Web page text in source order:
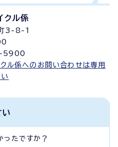
クル係
3-8-1
5900
ル係へのお問い合わせは専用
い
ったですか？